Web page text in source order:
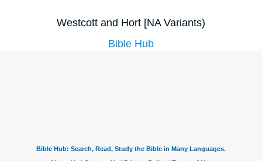
Westcott and Hort [NA Variants)
Bible Hub